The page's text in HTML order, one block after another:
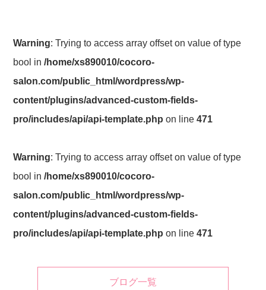
Warning: Trying to access array offset on value of type
bool in/home/xs890010/cocoro-
salon.com/public_html/wordpress/wp-
content/plugins/advanced-custom-fields-
pro/includes/api/api-template.php on line471
Warning: Trying to access array offset on value of type
bool in/home/xs890010/cocoro-
salon.com/public_html/wordpress/wp-
content/plugins/advanced-custom-fields-
pro/includes/api/api-template.php on line471
ブログ一覧